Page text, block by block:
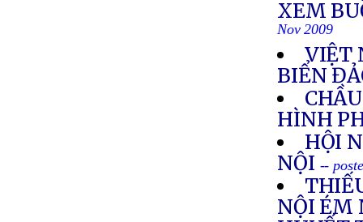
XEM
Nov 2009
VIỆT
BIỂN
HÌNH
HỘI
NỘI --
NỘI ÉM